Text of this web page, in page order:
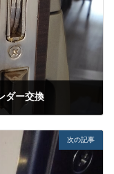
ダー交換
次の記事